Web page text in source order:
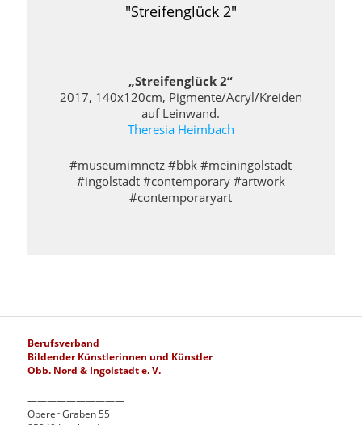
"Streifenglück 2"
„Streifenglück 2“
2017, 140x120cm, Pigmente/Acryl/Kreiden
auf Leinwand.
Theresia Heimbach
#museumimnetz #bbk #meiningolstadt
#ingolstadt #contemporary #artwork
#contemporaryart
Berufsverband
Bildender Künstlerinnen und Künstler
Obb. Nord & Ingolstadt e. V.
——————————
Oberer Graben 55